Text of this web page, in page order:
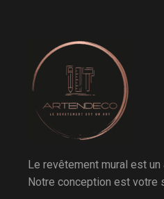
Le revêtement mural est un
Notre conception est votre